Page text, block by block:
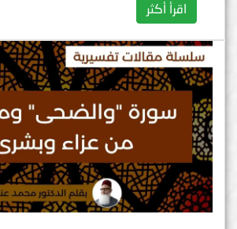
اقرأ أكثر